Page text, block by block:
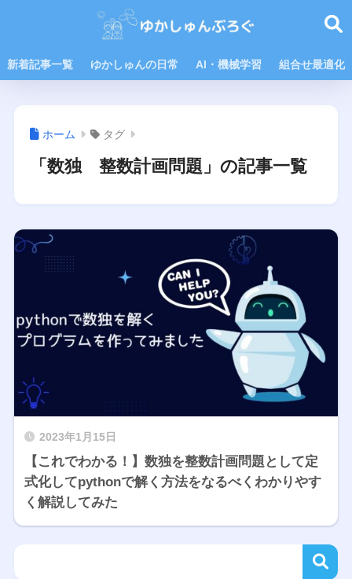
新着記事一覧 ゆかしゅんの日常 AI・機械学習 組合せ最適化
ホーム タグ
「数独 整数計画問題」の記事一覧
2023年1月15日
【これでわかる！】数独を整数計画問題として定
式化してpythonで解く方法をなるべくわかりやす
く解説してみた